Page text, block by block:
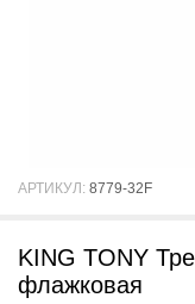
АРТИКУЛ: 8779-32F
KING TONY
флажковая